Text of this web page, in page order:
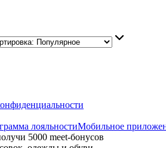
лояльностиМобильное
5000 meet-бонусов